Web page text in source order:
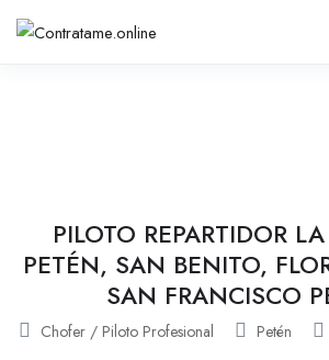
PILOTO REPARTIDOR
PETÉN, SAN BENITO,
SAN FRANCISCO
Chofer / Piloto Profesional Petén